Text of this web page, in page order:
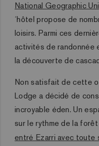
National Geographic
´hôtel propose de
loisirs. Parmi ces
activités de randonnée
la découverte de
Non satisfait de cette
Lodge a décidé de
incroyable éden. Un
sur le rythme de la
entré Ezarri avec toute